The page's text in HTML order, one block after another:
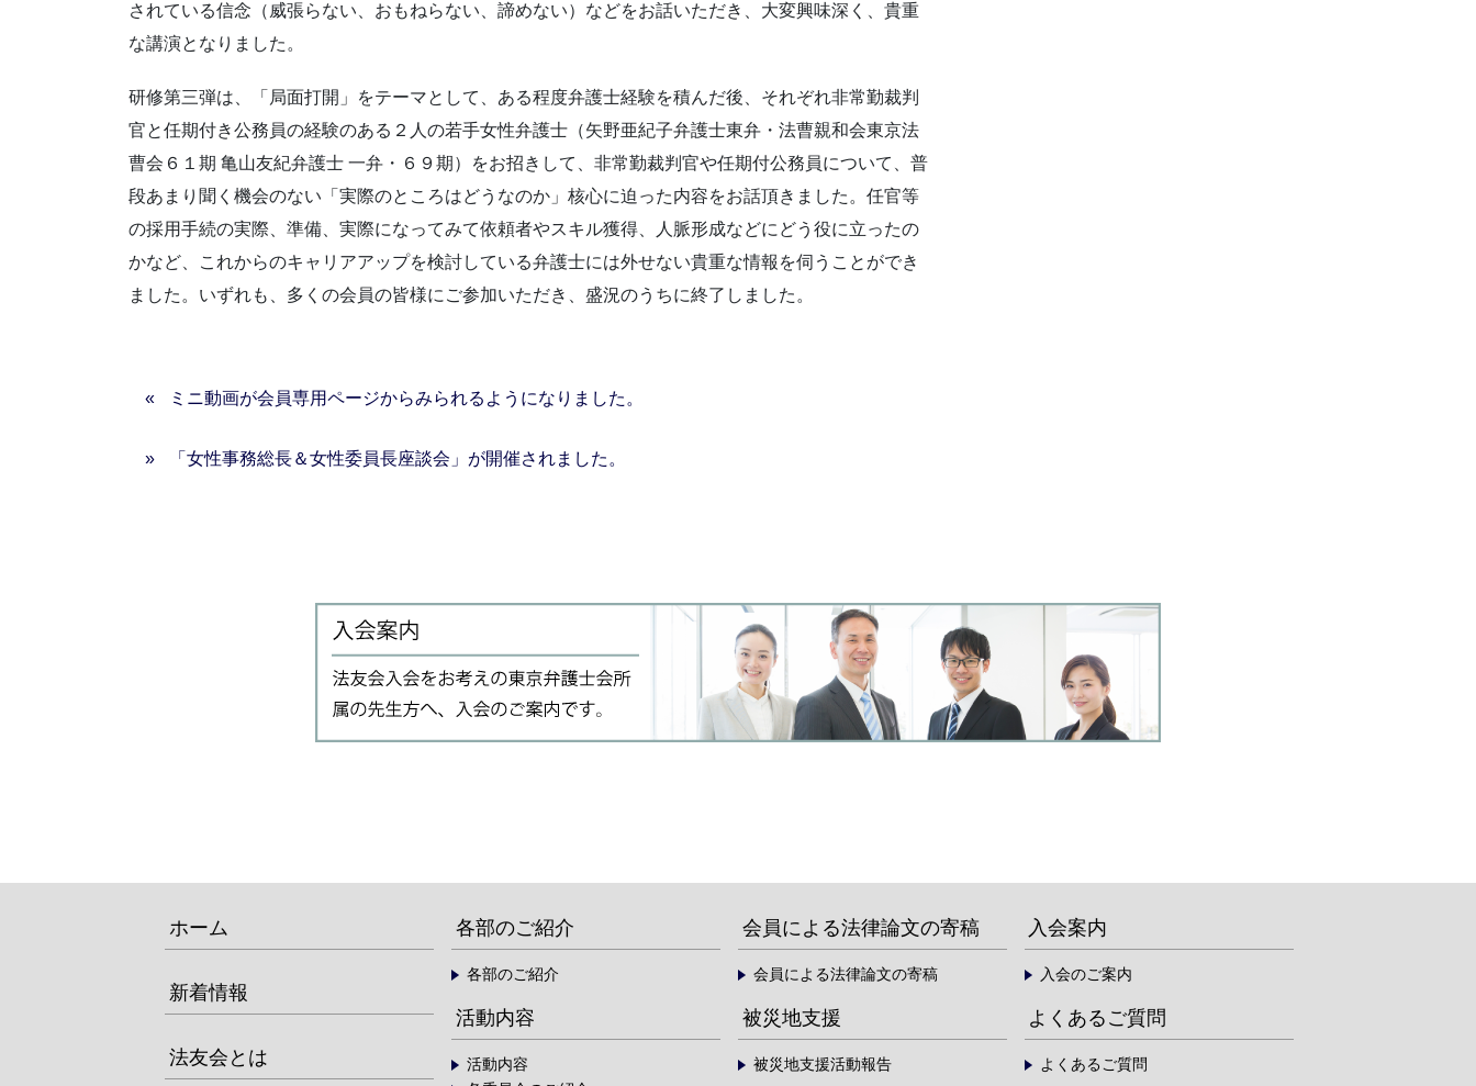
されている信念（威張らない、おもねらない、諦めない）などをお話いただき、大変興味深く、貴重
な講演となりました。
研修第三弾は、「局面打開」をテーマとして、ある程度弁護士経験を積んだ後、それぞれ非常勤裁判
官と任期付き公務員の経験のある２人の若手女性弁護士（矢野亜紀子弁護士東弁・法曹親和会東京法
曹会６１期 亀山友紀弁護士 一弁・６９期）をお招きして、非常勤裁判官や任期付公務員について、普
段あまり聞く機会のない「実際のところはどうなのか」核心に迫った内容をお話頂きました。任官等
の採用手続の実際、準備、実際になってみて依頼者やスキル獲得、人脈形成などにどう役に立ったの
かなど、これからのキャリアアップを検討している弁護士には外せない貴重な情報を伺うことができ
ました。いずれも、多くの会員の皆様にご参加いただき、盛況のうちに終了しました。
ミニ動画が会員専用ページからみられるようになりました。
「女性事務総長＆女性委員長座談会」が開催されました。
ホーム
新着情報
法友会とは
各部のご紹介
各部のご紹介
活動内容
活動内容
会員による法律論文の寄稿
会員による法律論文の寄稿
被災地支援
被災地支援活動報告
入会案内
入会のご案内
よくあるご質問
よくあるご質問